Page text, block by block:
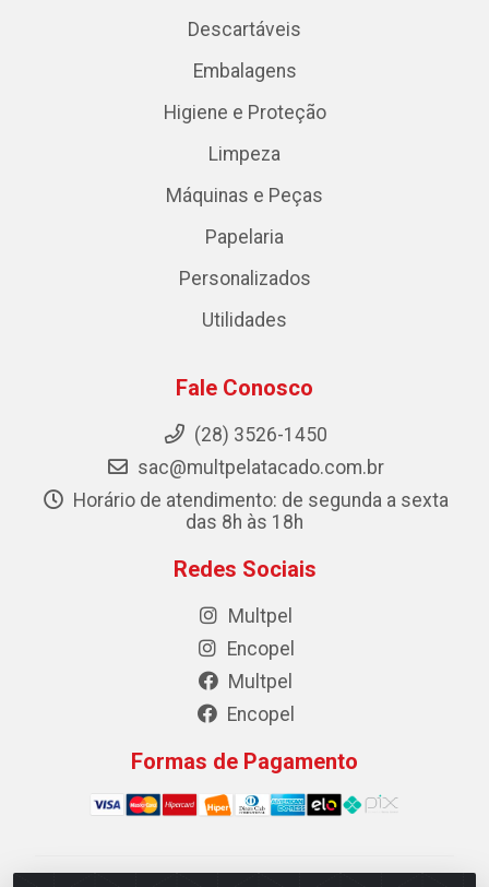
Descartáveis
Embalagens
Higiene e Proteção
Limpeza
Máquinas e Peças
Papelaria
Personalizados
Utilidades
Fale Conosco
(28) 3526-1450
sac@multpelatacado.com.br
Horário de atendimento: de segunda a sexta
das 8h às 18h
Redes Sociais
Multpel
Encopel
Multpel
Encopel
Formas de Pagamento